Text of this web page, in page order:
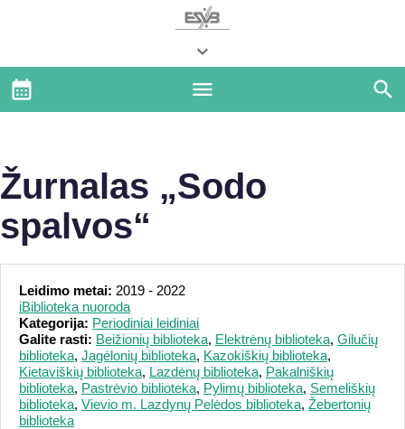
Žurnalas „Sodo
spalvos“
Leidimo metai: 2019 - 2022
iBiblioteka nuoroda
Kategorija: Periodiniai leidiniai
Galite rasti: Beižionių biblioteka, Elektrėnų biblioteka, Gilučių
biblioteka, Jagėlonių biblioteka, Kazokiškių biblioteka,
Kietaviškių biblioteka, Lazdėnų biblioteka, Pakalniškių
biblioteka, Pastrėvio biblioteka, Pylimų biblioteka, Semeliškių
biblioteka, Vievio m. Lazdynų Pelėdos biblioteka, Žebertonių
biblioteka